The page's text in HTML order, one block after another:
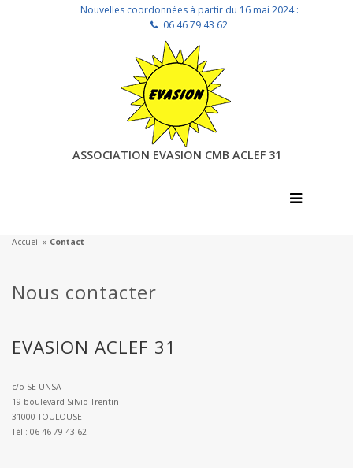
Nouvelles coordonnées à partir du 16 mai 2024 :
06 46 79 43 62
ASSOCIATION EVASION CMB ACLEF 31
Accueil » Contact
Nous contacter
EVASION ACLEF 31
c/o SE-UNSA
19 boulevard Silvio Trentin
31000 TOULOUSE
Tél : 06 46 79 43 62